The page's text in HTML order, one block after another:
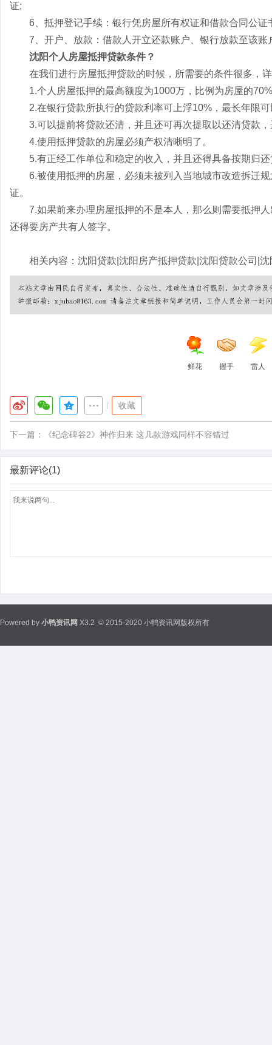
证;
6、抵押登记手续：银行凭房屋所有权证和借款合同公证
7、开户、放款：借款人开立还款账户、银行放款至该账
沈阳个人房屋抵押贷款条件？
在我们进行房屋抵押贷款的时候，所需要的条件很多，
1.个人房屋抵押的最高额度为1000万，比例为房屋的
2.在银行贷款所执行的贷款利率可上浮10%，最长年限可
3.可以提前将贷款还清，并且还可再次提取以还清贷款，
4.使用抵押贷款的房屋必须产权清晰明了。
5.有正经工作单位和稳定的收入，并且还得具备按期归还
6.被使用抵押的房屋，必须未被列入当地城市改造拆迁规
证。
7.如果前来办理房屋抵押的不是本人，那么则需要抵押人
还得要房产共有人签字。
相关内容： 沈阳贷款 沈阳房产抵押贷款 沈阳贷款公司 沈
鲜花 握手 雷人
收藏
下一篇： 《纪念碑谷2》神作归来 这几款游戏同样不容错过
最新评论(1)
Powered by 小鸭资讯网 X3.2 © 2015-2020 小鸭资讯网版权所有